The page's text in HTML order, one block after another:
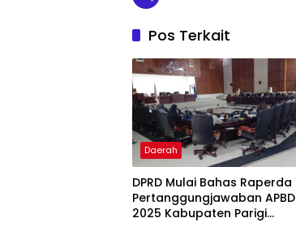
Pos Terkait
Daerah
DPRD Mulai Bahas Raperda
Pertanggungjawaban APBD
2025 Kabupaten Parigi